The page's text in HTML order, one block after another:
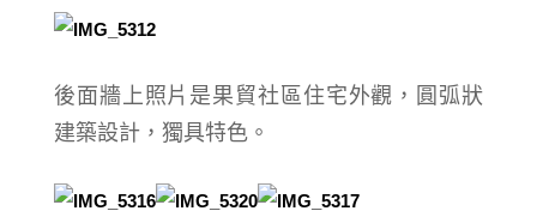
後面牆上照片是果貿社區住宅外觀，圓弧狀
建築設計，獨具特色。